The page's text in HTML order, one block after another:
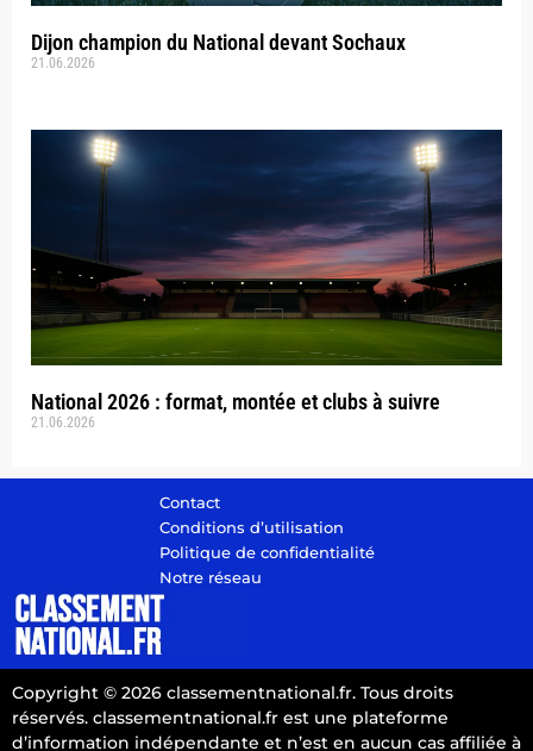
Dijon champion du National devant Sochaux
21.06.2026
National 2026 : format, montée et clubs à suivre
21.06.2026
Contact
Conditions d’utilisation
Politique de confidentialité
Notre réseau
Copyright © 2026 classementnational.fr. Tous droits
réservés. classementnational.fr est une plateforme
d’information indépendante et n’est en aucun cas affiliée à